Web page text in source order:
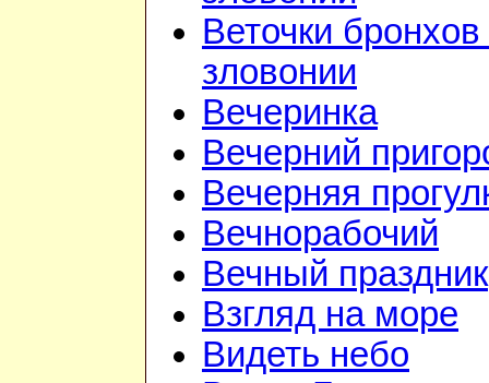
Веточки
зловонии
Вечеринка
Вечерний
Вечерняя
Вечнорабочий
Вечный праздник
Взгляд на море
Видеть небо